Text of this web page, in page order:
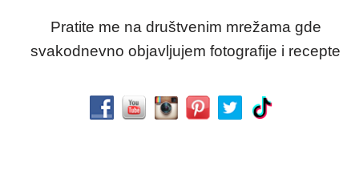
Pratite me na društvenim mrežama gde
svakodnevno objavljujem fotografije i recepte